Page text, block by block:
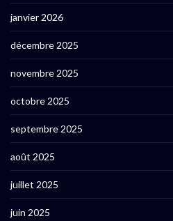
janvier 2026
décembre 2025
novembre 2025
octobre 2025
septembre 2025
août 2025
juillet 2025
juin 2025